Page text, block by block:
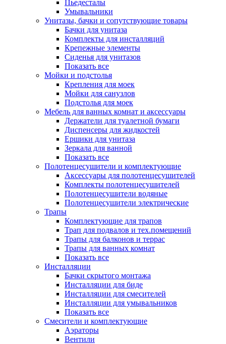
Пьедесталы
Умывальники
Унитазы, бачки и сопутствующие товары
Бачки для унитаза
Комплекты для инсталляций
Крепежные элементы
Сиденья для унитазов
Показать все
Мойки и подстолья
Крепления для моек
Мойки для санузлов
Подстолья для моек
Мебель для ванных комнат и аксессуары
Держатели для туалетной бумаги
Диспенсеры для жидкостей
Ершики для унитаза
Зеркала для ванной
Показать все
Полотенцесушители и комплектующие
Аксессуары для полотенцесушителей
Комплекты полотенцесушителей
Полотенцесушители водяные
Полотенцесушители электрические
Трапы
Комплектующие для трапов
Трап для подвалов и тех.помещений
Трапы для балконов и террас
Трапы для ванных комнат
Показать все
Инсталляции
Бачки скрытого монтажа
Инсталляции для биде
Инсталляции для смесителей
Инсталляции для умывальников
Показать все
Смесители и комплектующие
Аэраторы
Вентили